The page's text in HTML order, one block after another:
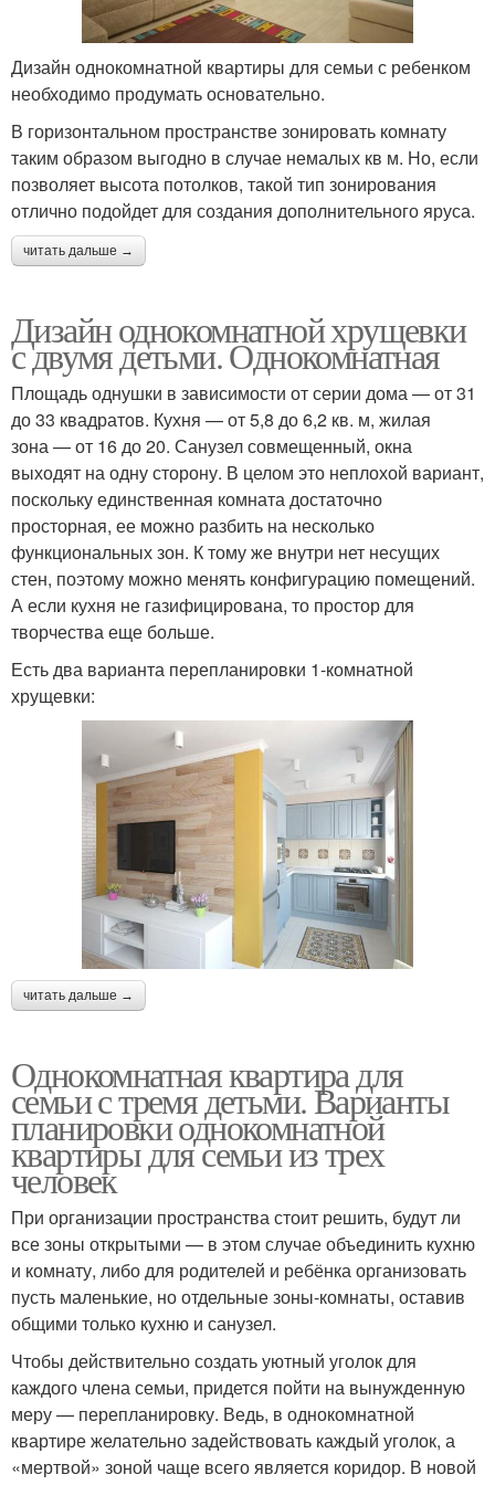
Дизайн однокомнатной квартиры для семьи с ребенком
необходимо продумать основательно.
В горизонтальном пространстве зонировать комнату
таким образом выгодно в случае немалых кв м. Но, если
позволяет высота потолков, такой тип зонирования
отлично подойдет для создания дополнительного яруса.
читать дальше →
Дизайн однокомнатной хрущевки
с двумя детьми. Однокомнатная
Площадь однушки в зависимости от серии дома — от 31
до 33 квадратов. Кухня — от 5,8 до 6,2 кв. м, жилая
зона — от 16 до 20. Санузел совмещенный, окна
выходят на одну сторону. В целом это неплохой вариант,
поскольку единственная комната достаточно
просторная, ее можно разбить на несколько
функциональных зон. К тому же внутри нет несущих
стен, поэтому можно менять конфигурацию помещений.
А если кухня не газифицирована, то простор для
творчества еще больше.
Есть два варианта перепланировки 1-комнатной
хрущевки:
читать дальше →
Однокомнатная квартира для
семьи с тремя детьми. Варианты
планировки однокомнатной
квартиры для семьи из трех
человек
При организации пространства стоит решить, будут ли
все зоны открытыми — в этом случае объединить кухню
и комнату, либо для родителей и ребёнка организовать
пусть маленькие, но отдельные зоны-комнаты, оставив
общими только кухню и санузел.
Чтобы действительно создать уютный уголок для
каждого члена семьи, придется пойти на вынужденную
меру — перепланировку. Ведь, в однокомнатной
квартире желательно задействовать каждый уголок, а
«мертвой» зоной чаще всего является коридор. В новой